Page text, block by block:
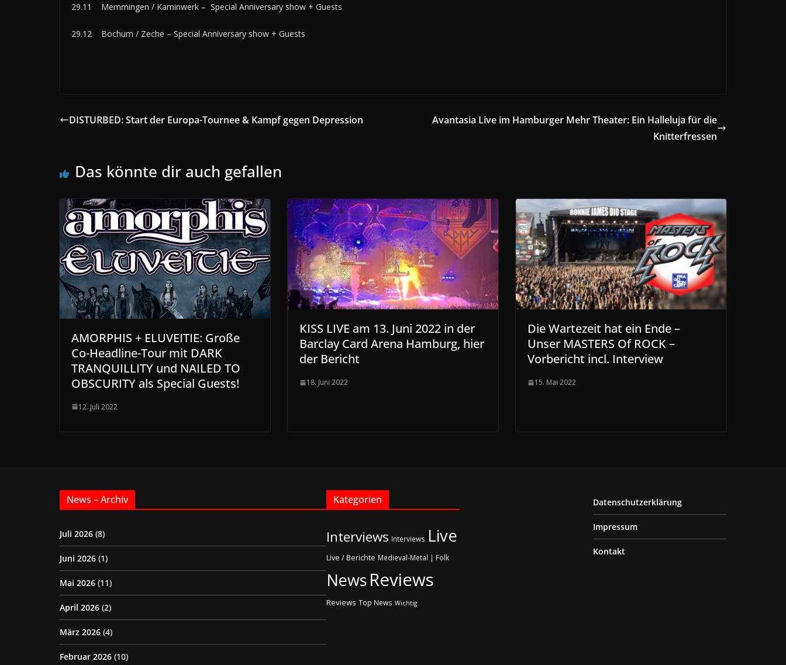
29.11 Memmingen / Kaminwerk – Special Anniversary show + Guests
29.12 Bochum / Zeche – Special Anniversary show + Guests
DISTURBED: Start der Europa-Tournee & Kampf gegen Depression
Avantasia Live im Hamburger Mehr Theater: Ein Halleluja für die
Knitterfressen
Das könnte dir auch gefallen
AMORPHIS + ELUVEITIE: Große
Co-Headline-Tour mit DARK
TRANQUILLITY und NAILED TO
OBSCURITY als Special Guests!
12. Juli 2022
KISS LIVE am 13. Juni 2022 in der
Barclay Card Arena Hamburg, hier
der Bericht
18. Juni 2022
Die Wartezeit hat ein Ende –
Unser MASTERS Of ROCK –
Vorbericht incl. Interview
15. Mai 2022
News – Archiv
Juli 2026 (8)
Juni 2026 (1)
Mai 2026 (11)
April 2026 (2)
März 2026 (4)
Februar 2026 (10)
Kategorien
Interviews Interviews Live
Live / Berichte Medieval-Metal | Folk
NewsReviews
Reviews Top News Wichtig
Datenschutzerklärung
Impressum
Kontakt